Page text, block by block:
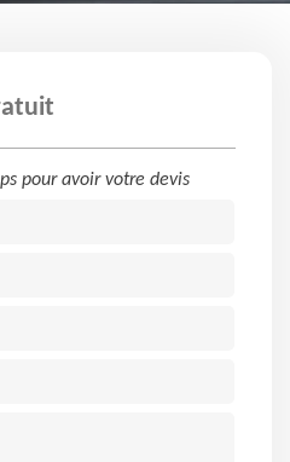
pour avoir votre devis